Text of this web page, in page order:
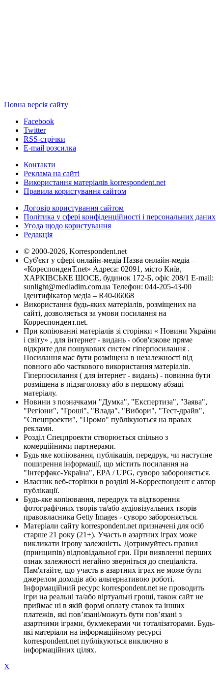
Повна версія сайту
Facebook
Twitter
RSS-стрічки
E-mail розсилка
Контакти
Реклама на сайті
Використання матеріалів korrespondent.net
Правила користування сайтом
Договір користування сайтом
Політика у сфері конфіденційності і персональних даних
Угода щодо користування
Редакція
© 2000-2026, Korrespondent.net
Суб'єкт у сфері онлайн-медіа Назва онлайн-медіа –
«КореспонденТ.net» Адреса: 02091, місто Київ,
ХАРКІВСЬКЕ ШОСЕ, будинок 172-Б, офіс 208/1 E-mail:
sunlight@mediadim.com.ua Телефон: 044-205-43-00
Ідентифікатор медіа – R40-06068
Використання будь-яких матеріалів, розміщених на
сайті, дозволяється за умови посилання на
Корреспондент.net.
При копіюванні матеріалів зі сторінки « Новини України
і світу» , для інтернет - видань - обов'язкове пряме
відкрите для пошукових систем гіперпосилання .
Посилання має бути розміщена в незалежності від
повного або часткового використання матеріалів.
Гіперпосилання ( для інтернет - видань) - повинна бути
розміщена в підзаголовку або в першому абзаці
матеріалу.
Новини з позначками "Думка", "Експертиза", "Заява",
"Регіони", "Гроші", "Влада", "Вибори", "Тест-драйв",
"Спецпроекти", "Промо" публікуються на правах
реклами.
Розділ Спецпроекти створюється спільно з
комерційними партнерами.
Будь яке копіювання, публікація, передрук, чи наступне
поширення інформації, що містить посилання на
"Інтерфакс-Україна", EPA / UPG, суворо забороняється.
Власник веб-сторінки в розділі Я-Корреспондент є автор
публікації.
Будь-яке копіювання, передрук та відтворення
фотографічних творів та/або аудіовізуальних творів
правовласника Getty Images - суворо забороняється.
Матеріали сайту korrespondent.net призначені для осіб
старше 21 року (21+). Участь в азартних іграх може
викликати ігрову залежність. Дотримуйтесь правил
(принципів) відповідальної гри. При виявленні перших
ознак залежності негайно зверніться до спеціаліста.
Пам'ятайте, що участь в азартних іграх не може бути
джерелом доходів або альтернативою роботі.
Інформаційний ресурс korrespondent.net не проводить
ігри на реальні та/або віртуальні гроші, також сайт не
приймає ні в якій формі оплату ставок та інших
платежів, які пов’язані/можуть бути пов’язані з
азартними іграми, букмекерами чи тоталізаторами. Будь-
які матеріали на інформаційному ресурсі
korrespondent.net публікуються виключно в
інформаційних цілях.
X